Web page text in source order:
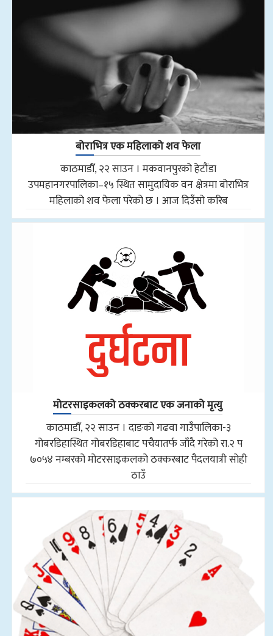
बोराभित्र एक महिलाको शव फेला
काठमाडौँ, २२ साउन । मकवानपुरको हेटौंडा
उपमहानगरपालिका–१५ स्थित सामुदायिक वन क्षेत्रमा बोराभित्र
महिलाको शव फेला परेको छ । आज दिउँसो करिब
मोटरसाइकलको ठक्करबाट एक जनाको मृत्यु
काठमाडौँ, २२ साउन । दाङको गढवा गाउँपालिका-३
गोबरडिहास्थित गोबरडिहाबाट पचैयातर्फ जाँदै गरेको रा.२ प
७०५४ नम्बरको मोटरसाइकलको ठक्करबाट पैदलयात्री सोही
ठाउँ